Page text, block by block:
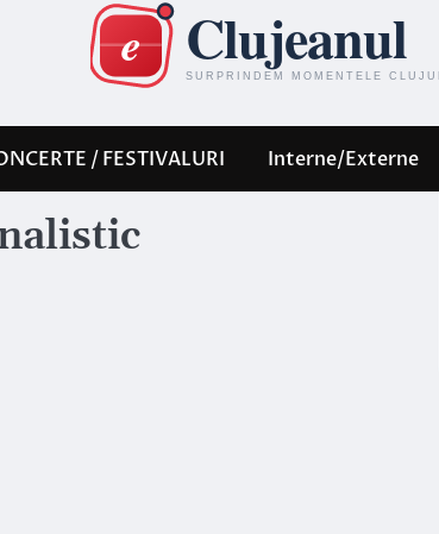
/ FESTIVALURI Interne/Externe